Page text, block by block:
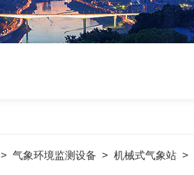
>气象环境监测设备 >机械式气象站 >